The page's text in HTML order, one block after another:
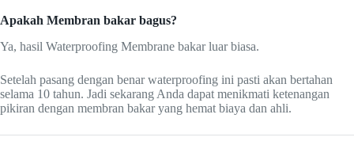
Apakah Membran bakar bagus?
Ya, hasil Waterproofing Membrane bakar luar biasa.
Setelah pasang dengan benar waterproofing ini pasti akan bertahan
selama 10 tahun. Jadi sekarang Anda dapat menikmati ketenangan
pikiran dengan membran bakar yang hemat biaya dan ahli.